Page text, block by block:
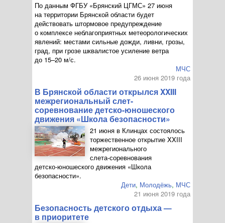
По данным ФГБУ «Брянский ЦГМС» 27 июня
на территории Брянской области будет
действовать штормовое предупреждение
о комплексе неблагоприятных метеорологических
явлений: местами сильные дожди, ливни, грозы,
град, при грозе шквалистое усиление ветра
до 15–20 м/с.
МЧС
26 июня 2019 года
В Брянской области открылся XXIII
межрегиональный слет-
соревнование детско-юношеского
движения «Школа безопасности»
21 июня в Клинцах состоялось
торжественное открытие XXIII
межрегионального
слета-соревнования
детско-юношеского движения «Школа
безопасности».
Дети, Молодёжь, МЧС
21 июня 2019 года
Безопасность детского отдыха —
в приоритете